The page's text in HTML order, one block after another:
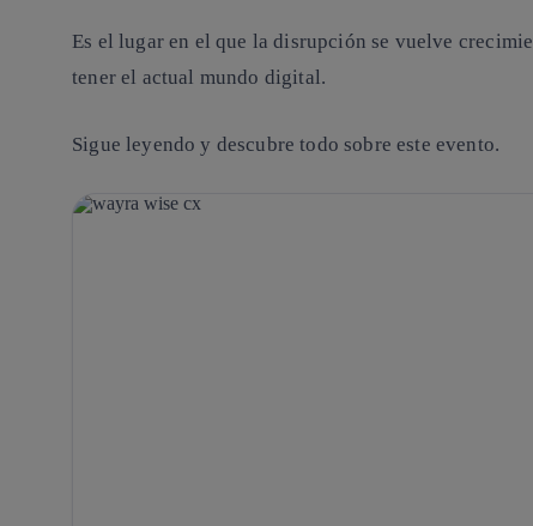
Es el lugar en el que la disrupción se vuelve
tener el actual mundo digital.
Sigue leyendo y descubre todo sobre este evento.